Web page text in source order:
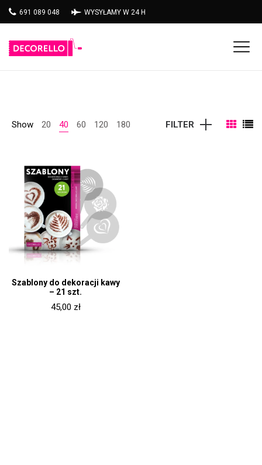
691 089 048 WYSYŁAMY W 24 H
Show 20 40 60 120 180 FILTER
Szablony do dekoracji kawy
– 21 szt.
45,00 zł